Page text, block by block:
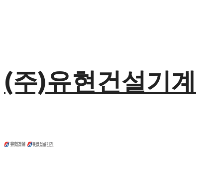
(주)유현건설기계